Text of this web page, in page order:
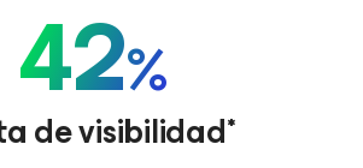
42%
de visibilidad*